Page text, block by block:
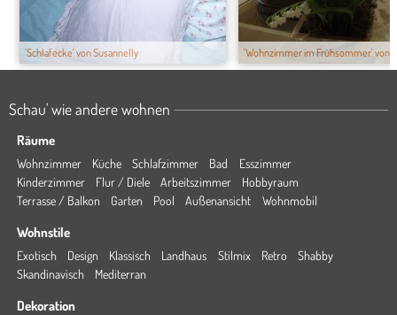
'Schlafecke' von Susannelly 'Wohnzimmer im Frühsommer' von
Schau' wie andere wohnen
Räume
Wohnzimmer Küche Schlafzimmer Bad
Esszimmer
Kinderzimmer
Flur / Diele Arbeitszimmer
Hobbyraum
Terrasse / Balkon
Garten Pool Außenansicht Wohnmobil
Wohnstile
Exotisch Design Klassisch Landhaus Stilmix Retro
Shabby
Skandinavisch
Mediterran
Dekoration